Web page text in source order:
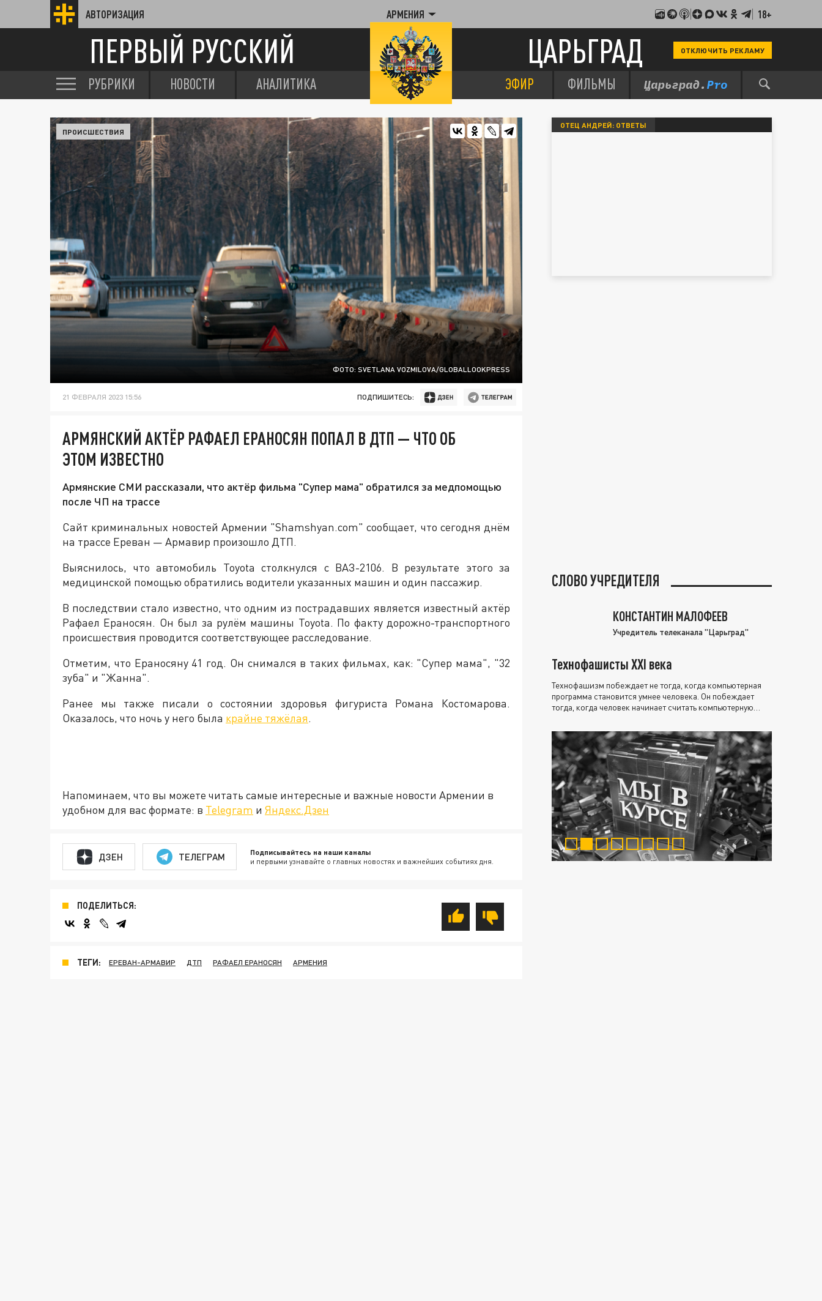
АВТОРИЗАЦИЯ АРМЕНИЯ 18+
ПЕРВЫЙ РУССКИЙ ЦАРЬГРАД ОТКЛЮЧИТЬ РЕКЛАМУ
РУБРИКИ НОВОСТИ АНАЛИТИКА ЭФИР ФИЛЬМЫ
ФОТО: SVETLANA VOZMILOVA/GLOBALLOOKPRESS
ПРОИСШЕСТВИЯ
21 ФЕВРАЛЯ 2023 15:56 ПОДПИШИТЕСЬ:
АРМЯНСКИЙ АКТЁР РАФАЕЛ ЕРАНОСЯН ПОПАЛ В ДТП — ЧТО ОБ
ЭТОМ ИЗВЕСТНО
Армянские СМИ рассказали, что актёр фильма "Супер мама" обратился за медпомощью
после ЧП на трассе
Сайт криминальных новостей Армении "Shamshyan.com" сообщает, что сегодня днём
на трассе Ереван — Армавир произошло ДТП.
Выяснилось, что автомобиль Toyota столкнулся с ВАЗ-2106. В результате этого за
медицинской помощью обратились водители указанных машин и один пассажир.
В последствии стало известно, что одним из пострадавших является известный актёр
Рафаел Ераносян. Он был за рулём машины Toyota. По факту дорожно-транспортного
происшествия проводится соответствующее расследование.
Отметим, что Ераносяну 41 год. Он снимался в таких фильмах, как: "Супер мама", "32
зуба" и "Жанна".
Ранее мы также писали о состоянии здоровья фигуриста Романа Костомарова.
Оказалось, что ночь у него была крайне тяжёлая.
Напоминаем, что вы можете читать самые интересные и важные новости Армении в
удобном для вас формате: в Telegram и Яндекс.Дзен
ДЗЕН ТЕЛЕГРАМ Подписывайтесь на наши каналы
и первыми узнавайте о главных новостях и важнейших событиях дня.
ПОДЕЛИТЬСЯ:
ТЕГИ: ЕРЕВАН-АРМАВИР ДТП РАФАЕЛ ЕРАНОСЯН АРМЕНИЯ
ОТЕЦ АНДРЕЙ: ОТВЕТЫ
СЛОВО УЧРЕДИТЕЛЯ
КОНСТАНТИН МАЛОФЕЕВ
Учредитель телеканала "Царьград"
Технофашисты XXI века
Технофашизм побеждает не тогда, когда компьютерная
программа становится умнее человека. Он побеждает
тогда, когда человек начинает считать компьютерную